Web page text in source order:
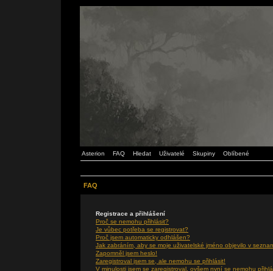
Asterion FAQ Hledat Uživatelé Skupiny Oblíbené
FAQ
Registrace a přihlášení
Proč se nemohu přihlásit?
Je vůbec potřeba se registrovat?
Proč jsem automaticky odhlášen?
Jak zabráním, aby se moje uživatelské jméno objevilo v
Zapomněl jsem heslo!
Zaregistroval jsem se, ale nemohu se přihlásit!
V minulosti jsem se zaregistroval, ovšem nyní se nemohu